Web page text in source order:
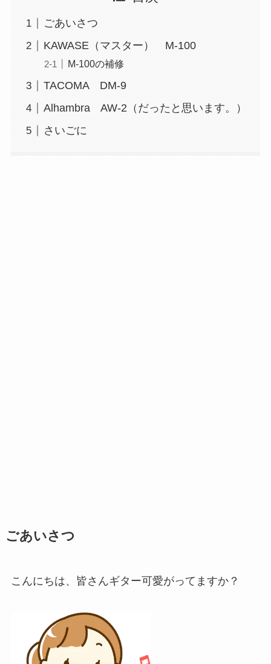
ごあいさつ
KAWASE（マスター） M-100
M-100の補修
TACOMA DM-9
Alhambra AW-2（だったと思います。）
さいごに
ごあいさつ
こんにちは、皆さんギター可愛がってますか？